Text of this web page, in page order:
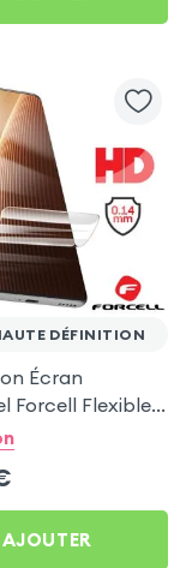
DÉFINITION
Écran
Forcell Flexible
Parfaite et
AJOUTER